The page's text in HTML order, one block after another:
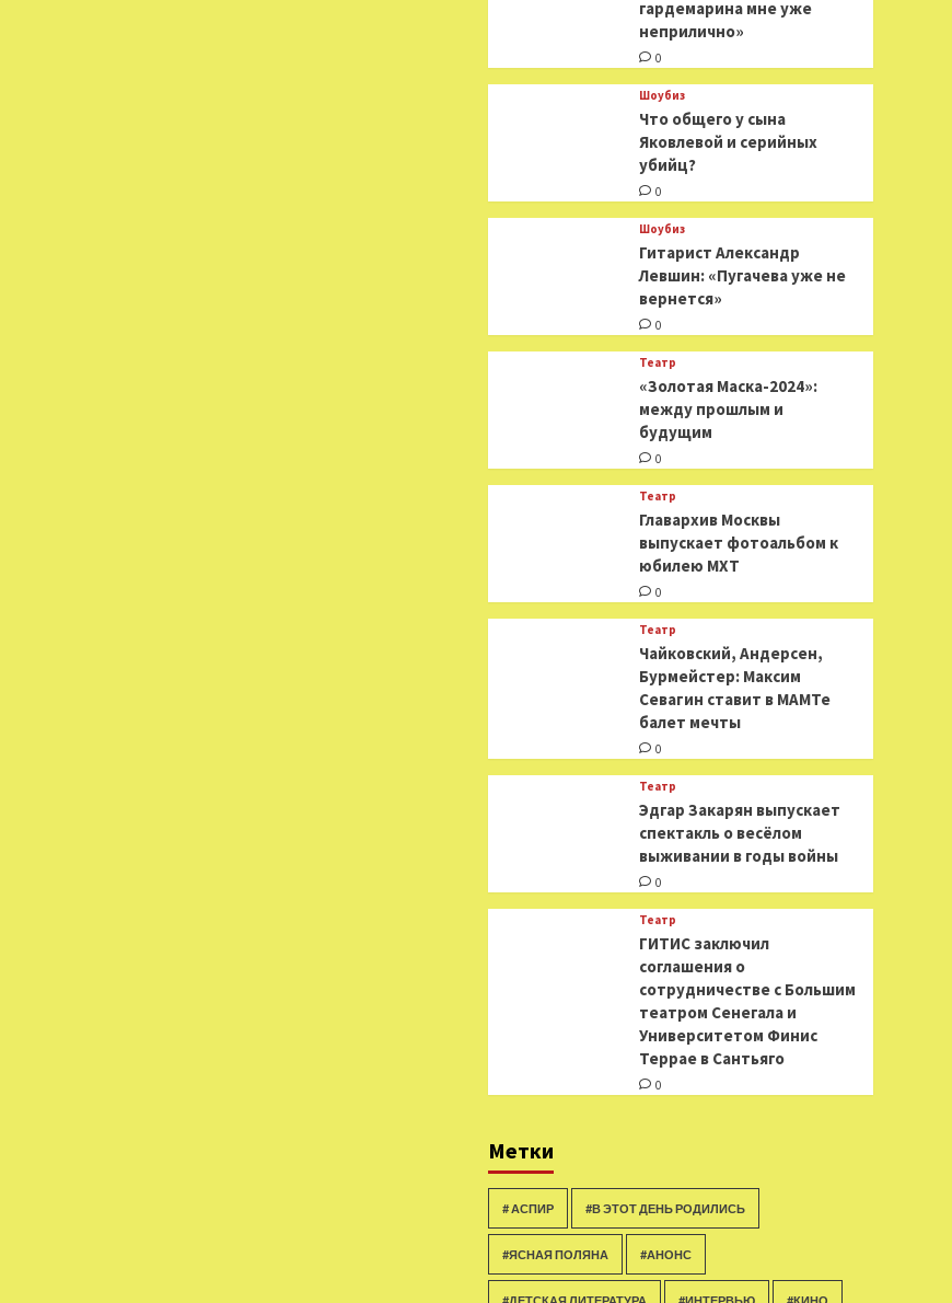
гардемарина мне уже
неприлично»
0
Шоубиз
Что общего у сына
Яковлевой и серийных
убийц?
0
Шоубиз
Гитарист Александр
Левшин: «Пугачева уже не
вернется»
0
Театр
«Золотая Маска-2024»:
между прошлым и
будущим
0
Театр
​​Главархив Москвы
выпускает фотоальбом к
юбилею МХТ
0
Театр
​​Чайковский, Андерсен,
Бурмейстер: Максим
Севагин ставит в МАМТе
балет мечты
0
Театр
Эдгар Закарян выпускает
спектакль о весёлом
выживании в годы войны
0
Театр
ГИТИС заключил
соглашения о
сотрудничестве с Большим
театром Сенегала и
Университетом Финис
Террае в Сантьяго
0
Метки
# АСПИР #В ЭТОТ ДЕНЬ РОДИЛИСЬ
#ЯСНАЯ ПОЛЯНА #АНОНС